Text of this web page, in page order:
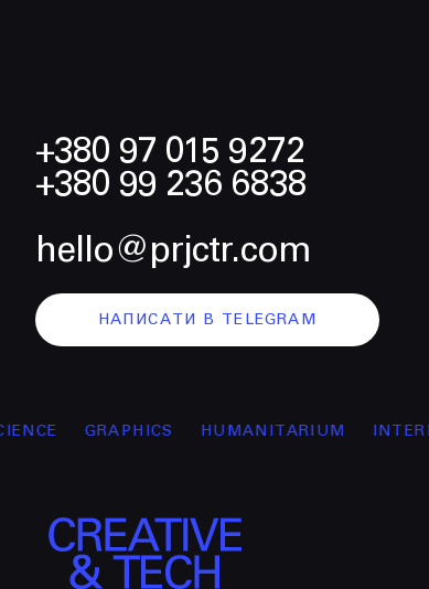
+380 97 015 9272
+380 99 236 6838
hello@prjctr.com
НАПИСАТИ В TELEGRAM
GRAPHICS HUMANITARIUM INTERFACE